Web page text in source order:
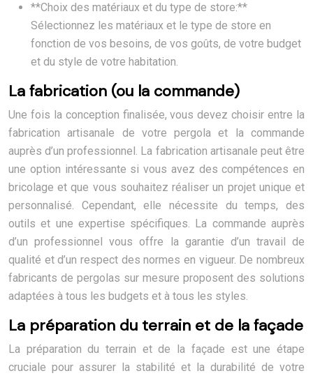
**Choix des matériaux et du type de store:**
Sélectionnez les matériaux et le type de store en
fonction de vos besoins, de vos goûts, de votre budget
et du style de votre habitation.
La fabrication (ou la commande)
Une fois la conception finalisée, vous devez choisir entre la
fabrication artisanale de votre pergola et la commande
auprès d’un professionnel. La fabrication artisanale peut être
une option intéressante si vous avez des compétences en
bricolage et que vous souhaitez réaliser un projet unique et
personnalisé. Cependant, elle nécessite du temps, des
outils et une expertise spécifiques. La commande auprès
d’un professionnel vous offre la garantie d’un travail de
qualité et d’un respect des normes en vigueur. De nombreux
fabricants de pergolas sur mesure proposent des solutions
adaptées à tous les budgets et à tous les styles.
La préparation du terrain et de la façade
La préparation du terrain et de la façade est une étape
cruciale pour assurer la stabilité et la durabilité de votre